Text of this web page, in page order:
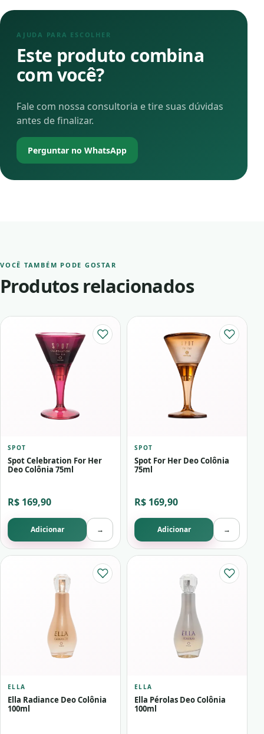
AJUDA PARA ESCOLHER
Este produto combina
com você?
Fale com nossa consultoria e tire suas dúvidas
antes de finalizar.
Perguntar no WhatsApp
VOCÊ TAMBÉM PODE GOSTAR
Produtos relacionados
SPOT
Spot Celebration For Her
Deo Colônia 75ml
R$ 169,90
Adicionar →
SPOT
Spot For Her Deo Colônia
75ml
R$ 169,90
Adicionar →
ELLA
Ella Radiance Deo Colônia
100ml
ELLA
Ella Pérolas Deo Colônia
100ml